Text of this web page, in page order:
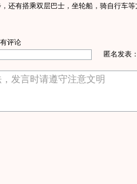
还有搭乘双层巴士，坐轮船，骑自行车等
评论
匿名发表